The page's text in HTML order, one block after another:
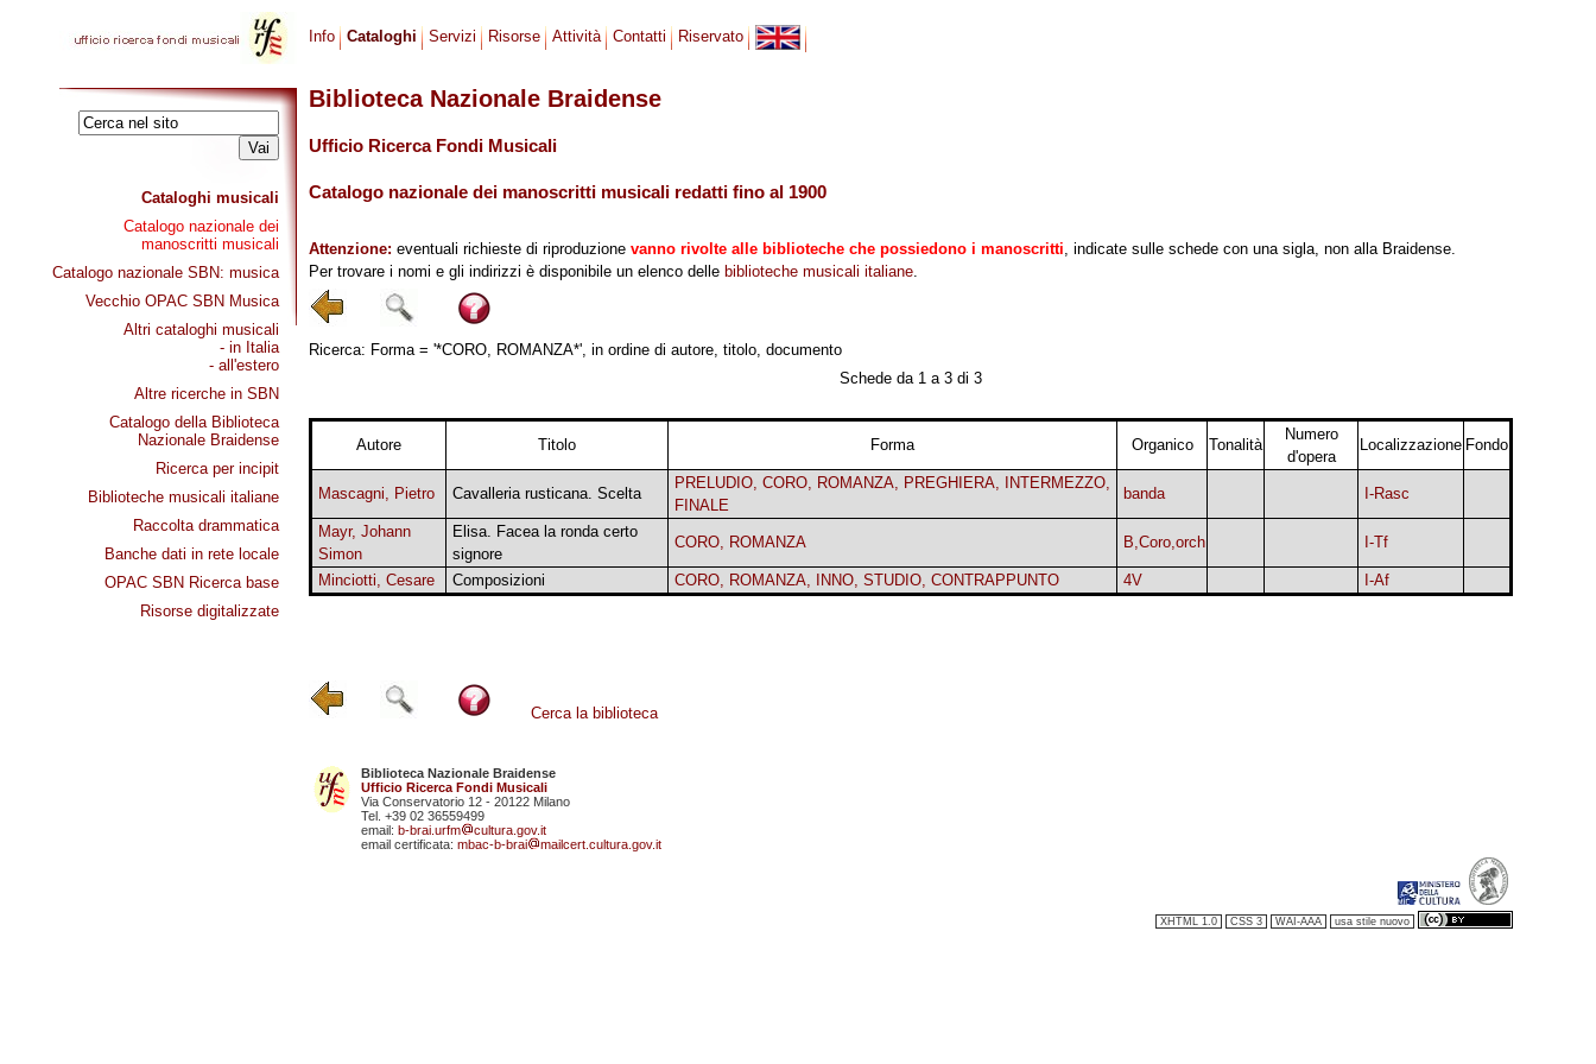
Cataloghi musicali
Catalogo nazionale dei
manoscritti musicali
Catalogo nazionale SBN: musica
Vecchio OPAC SBN Musica
Altri cataloghi musicali
- in Italia
- all'estero
Altre ricerche in SBN
Catalogo della Biblioteca
Nazionale Braidense
Ricerca per incipit
Biblioteche musicali italiane
Raccolta drammatica
Banche dati in rete locale
OPAC SBN Ricerca base
Risorse digitalizzate
Info Cataloghi Servizi Risorse Attività Contatti Riservato
Biblioteca Nazionale Braidense
Ufficio Ricerca Fondi Musicali
Catalogo nazionale dei manoscritti musicali redatti fino al 1900
Attenzione: eventuali richieste di riproduzione vanno rivolte alle biblioteche che possiedono i manoscritti, indicate sulle schede con una sigla, non alla Braidense.
Per trovare i nomi e gli indirizzi è disponibile un elenco delle biblioteche musicali italiane.
Ricerca: Forma = '*CORO, ROMANZA*', in ordine di autore, titolo, documento
Schede da 1 a 3 di 3
Autore Titolo Forma Organico Tonalità
Numero
d'opera
Localizzazione Fondo
Mascagni, Pietro Cavalleria rusticana. Scelta
PRELUDIO, CORO, ROMANZA, PREGHIERA, INTERMEZZO,
FINALE
banda I-Rasc
Mayr, Johann
Simon
Elisa. Facea la ronda certo
signore
CORO, ROMANZA B,Coro,orch I-Tf
Minciotti, Cesare Composizioni CORO, ROMANZA, INNO, STUDIO, CONTRAPPUNTO 4V I-Af
Cerca la biblioteca
Biblioteca Nazionale Braidense
Ufficio Ricerca Fondi Musicali
Via Conservatorio 12 - 20122 Milano
Tel. +39 02 36559499
email: b-brai.urfm
cultura.gov.it
email certificata: mbac-b-brai mailcert.cultura.gov.it
XHTML 1.0 CSS 3 WAI-AAA usa stile nuovo